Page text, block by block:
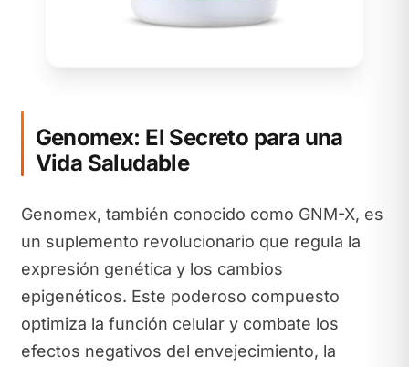
Genomex: El Secreto para una
Vida Saludable
Genomex, también conocido como GNM-X, es
un suplemento revolucionario que regula la
expresión genética y los cambios
epigenéticos. Este poderoso compuesto
optimiza la función celular y combate los
efectos negativos del envejecimiento, la